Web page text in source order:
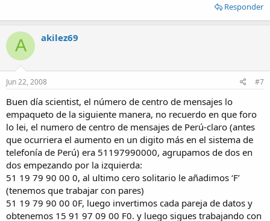
Responder
A akilez69
Jun 22, 2008 #7
Buen día scientist, el número de centro de mensajes lo
empaqueto de la siguiente manera, no recuerdo en que foro
lo lei, el numero de centro de mensajes de Perú-claro (antes
que ocurriera el aumento en un digito más en el sistema de
telefonía de Perú) era 51197990000, agrupamos de dos en
dos empezando por la izquierda:
51 19 79 90 00 0, al ultimo cero solitario le añadimos ‘F’
(tenemos que trabajar con pares)
51 19 79 90 00 0F, luego invertimos cada pareja de datos y
obtenemos 15 91 97 09 00 F0. y luego sigues trabajando con